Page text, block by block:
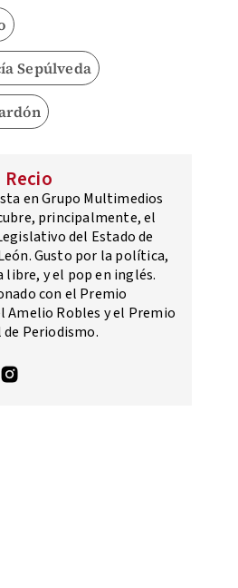
Sepúlveda
Recio
en Grupo Multimedios
principalmente, el
del Estado de
Gusto por la política,
libre, y el pop en inglés.
con el Premio
Amelio Robles y el Premio
Periodismo.